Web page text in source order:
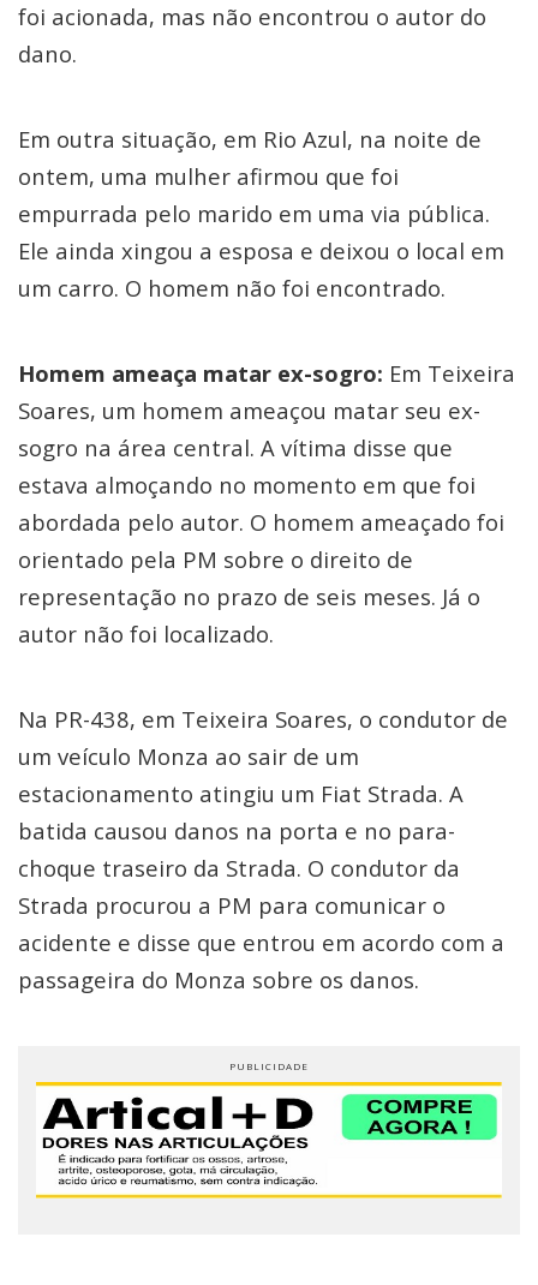
foi acionada, mas não encontrou o autor do
dano.
Em outra situação, em Rio Azul, na noite de
ontem, uma mulher afirmou que foi
empurrada pelo marido em uma via pública.
Ele ainda xingou a esposa e deixou o local em
um carro. O homem não foi encontrado.
Homem ameaça matar ex-sogro: Em Teixeira
Soares, um homem ameaçou matar seu ex-
sogro na área central. A vítima disse que
estava almoçando no momento em que foi
abordada pelo autor. O homem ameaçado foi
orientado pela PM sobre o direito de
representação no prazo de seis meses. Já o
autor não foi localizado.
Na PR-438, em Teixeira Soares, o condutor de
um veículo Monza ao sair de um
estacionamento atingiu um Fiat Strada. A
batida causou danos na porta e no para-
choque traseiro da Strada. O condutor da
Strada procurou a PM para comunicar o
acidente e disse que entrou em acordo com a
passageira do Monza sobre os danos.